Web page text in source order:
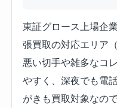
東証グロース上場企
張買取の対応エリア
悪い切手や雑多なコ
やすく、深夜でも電
がきも買取対象なの